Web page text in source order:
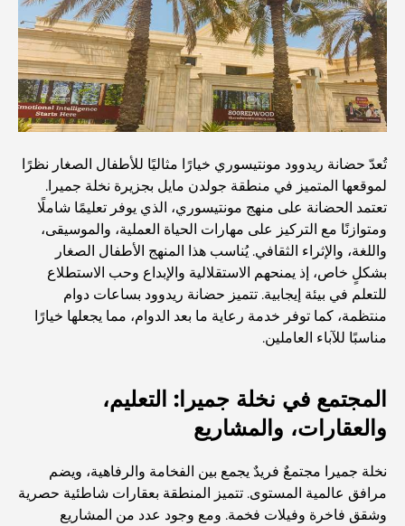
أفضل المقاهي في وسط مدينة دبي: دليل شامل لعشاق القهوة
أغلى سيارات مرسيدس التي تم تصنيعها على الإطلاق
رحلة سفاري فاخرة ليلية في دبي: ملاذ فاخر
أغلى سيارات تسلا: الابتكار يلتقي بالأداء
مطاعم الوصل: أشهر أماكن تناول الطعام في دبي
أغنى عشر دول في العالم
أنشطة يمكنك القيام بها مع الأطفال في دبي: دليل عائلي شامل
تُعدّ حضانة ريدوود مونتيسوري خيارًا مثاليًا للأطفال الصغار نظرًا
لموقعها المتميز في منطقة جولدن مايل بجزيرة نخلة جميرا.
تعتمد الحضانة على منهج مونتيسوري، الذي يوفر تعليمًا شاملًا
ومتوازنًا مع التركيز على مهارات الحياة العملية، والموسيقى،
واللغة، والإثراء الثقافي. يُناسب هذا المنهج الأطفال الصغار
بشكلٍ خاص، إذ يمنحهم الاستقلالية والإبداع وحب الاستطلاع
للتعلم في بيئة إيجابية. تتميز حضانة ريدوود بساعات دوام
منتظمة، كما توفر خدمة رعاية ما بعد الدوام، مما يجعلها خيارًا
مناسبًا للآباء العاملين.
المجتمع في نخلة جميرا: التعليم،
والعقارات، والمشاريع
نخلة جميرا مجتمعٌ فريدٌ يجمع بين الفخامة والرفاهية، ويضم
مرافق عالمية المستوى. تتميز المنطقة بعقارات شاطئية حصرية
وشقق فاخرة وفيلات فخمة. ومع وجود عدد من المشاريع